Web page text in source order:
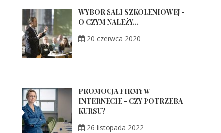
WYBÓR SALI SZKOLENIOWEJ -
O CZYM NALEŻY...
20 czerwca 2020
PROMOCJA FIRMY W
INTERNECIE - CZY POTRZEBA
KURSU?
26 listopada 2022